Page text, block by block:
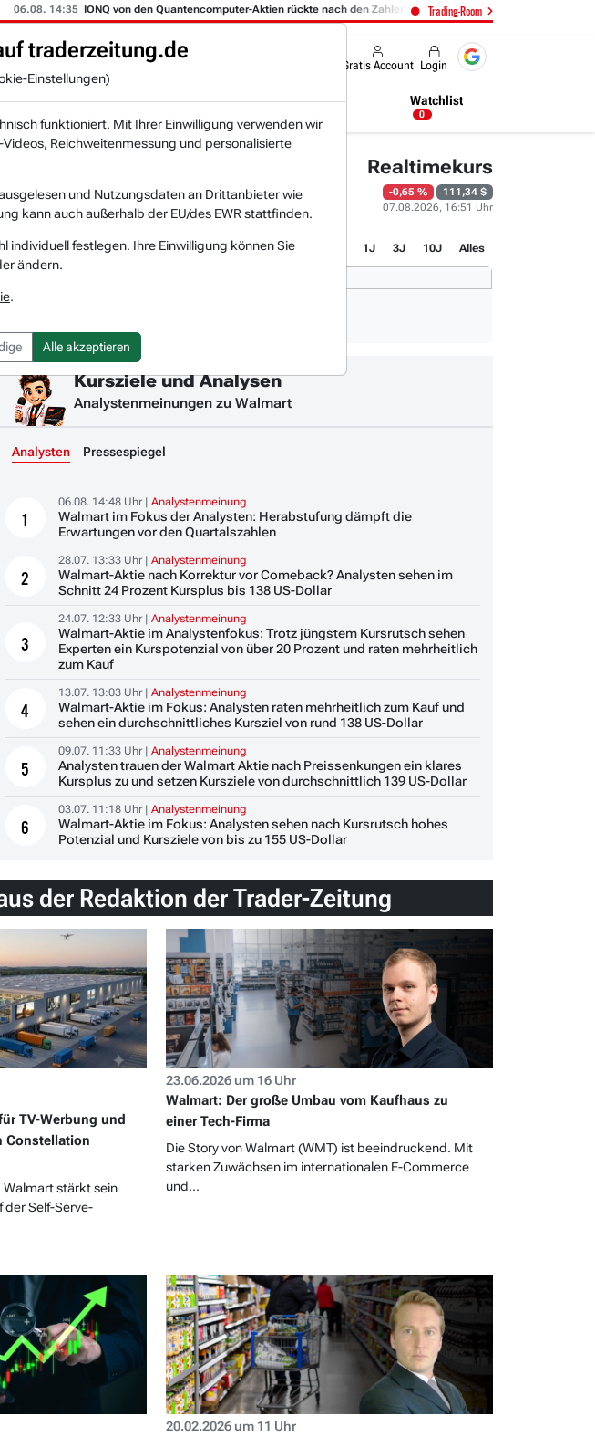
Trading-Room
14:35 IONQ von den Quantencomputer-Aktien rückte nach den Zahlen in den Fokus: 06.08. 14:14
Gratis Account Login
Rankings & Trends Nachrichten Newsticker Watchlist
0
Realtimekurs
-0,65 %
111,34 $
07.08.2026, 16:51 Uhr
1J 3J 10J Alles
Kursziele und Analysen
Analystenmeinungen zu Walmart
Analysten Pressespiegel
1
06.08. 14:48 Uhr |Analystenmeinung
Walmart im Fokus der Analysten: Herabstufung dämpft die
Erwartungen vor den Quartalszahlen
2
28.07. 13:33 Uhr |Analystenmeinung
Walmart-Aktie nach Korrektur vor Comeback? Analysten sehen im
Schnitt 24 Prozent Kursplus bis 138 US-Dollar
3
24.07. 12:33 Uhr |Analystenmeinung
Walmart-Aktie im Analystenfokus: Trotz jüngstem Kursrutsch sehen
Experten ein Kurspotenzial von über 20 Prozent und raten mehrheitlich
zum Kauf
4
13.07. 13:03 Uhr |Analystenmeinung
Walmart-Aktie im Fokus: Analysten raten mehrheitlich zum Kauf und
sehen ein durchschnittliches Kursziel von rund 138 US-Dollar
5
09.07. 11:33 Uhr |Analystenmeinung
Analysten trauen der Walmart Aktie nach Preissenkungen ein klares
Kursplus zu und setzen Kursziele von durchschnittlich 139 US-Dollar
6
03.07. 11:18 Uhr |Analystenmeinung
Walmart-Aktie im Fokus: Analysten sehen nach Kursrutsch hohes
Potenzial und Kursziele von bis zu 155 US-Dollar
der Redaktion der Trader-Zeitung
TV-Werbung und
Constellation
stärkt sein
Self-Serve-
23.06.2026 um 16 Uhr
Walmart: Der große Umbau vom Kaufhaus zu
einer Tech-Firma
Die Story von Walmart (WMT) ist beeindruckend. Mit
starken Zuwächsen im internationalen E-Commerce
und...
20.02.2026 um 11 Uhr
traderzeitung.de
Einstellungen)
funktioniert. Mit Ihrer Einwilligung verwenden wir
Reichweitenmessung und personalisierte
und Nutzungsdaten an Drittanbieter wie
kann auch außerhalb der EU/des EWR stattfinden.
individuell festlegen. Ihre Einwilligung können Sie
ändern.
.
Alle akzeptieren